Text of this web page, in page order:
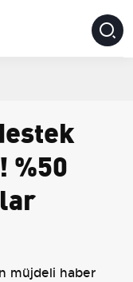
%50
müjdeli haber